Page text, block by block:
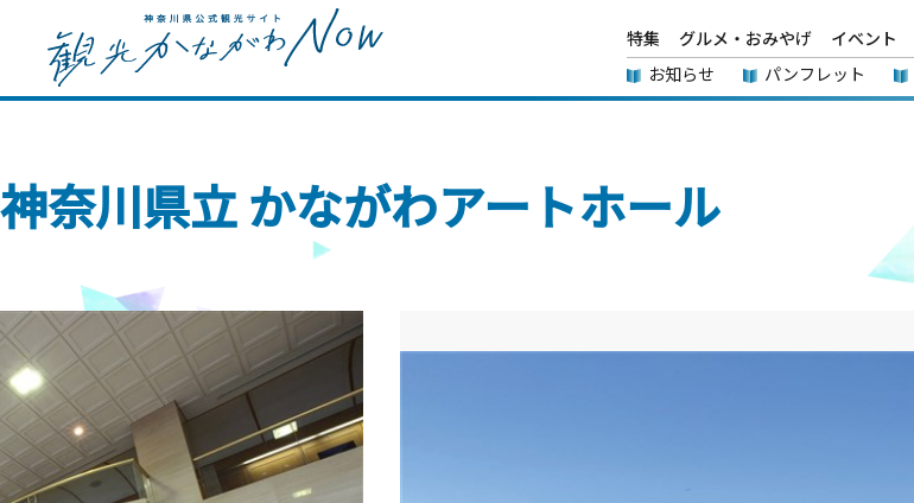
特集 グルメ・おみやげ イベント
お知らせ
パンフレット
神奈川県立 かながわアートホール